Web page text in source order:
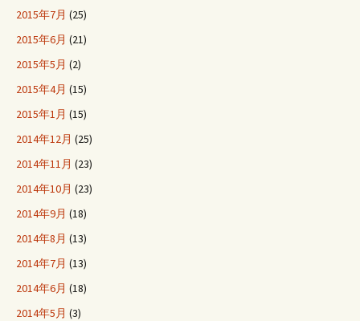
2015年7月 (25)
2015年6月 (21)
2015年5月 (2)
2015年4月 (15)
2015年1月 (15)
2014年12月 (25)
2014年11月 (23)
2014年10月 (23)
2014年9月 (18)
2014年8月 (13)
2014年7月 (13)
2014年6月 (18)
2014年5月 (3)